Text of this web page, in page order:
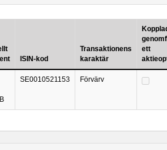
ISIN-kod
Transaktionens
karaktär
ett
SE0010521153 Förvärv